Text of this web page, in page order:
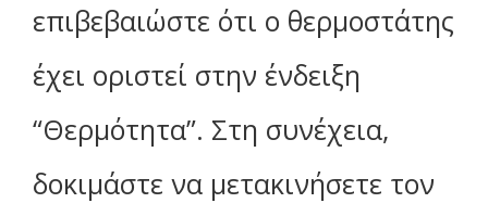
επιβεβαιώστε ότι ο θερμοστάτης
έχει οριστεί στην ένδειξη
“Θερμότητα”. Στη συνέχεια,
δοκιμάστε να μετακινήσετε τον